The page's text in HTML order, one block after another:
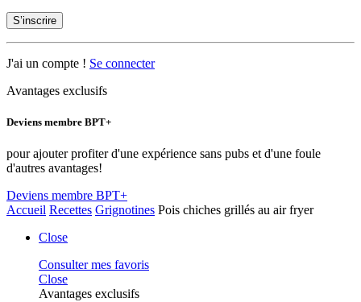
S’inscrire
J'ai un compte ! Se connecter
Avantages exclusifs
Deviens membre BPT+
pour ajouter profiter d'une expérience sans pubs et d'une foule
d'autres avantages!
Deviens membre BPT+
Accueil Recettes Grignotines Pois chiches grillés au air fryer
Close
Consulter mes favoris
Close
Avantages exclusifs